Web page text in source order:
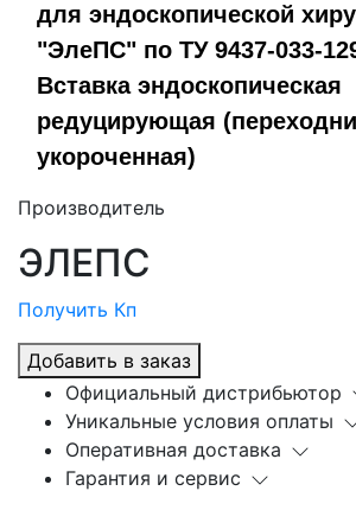
для эндоскопической
"ЭлеПС" по ТУ 9437-033-
Вставка эндоскопическая
редуцирующая
укороченная)
Производитель
ЭЛЕПС
Получить Кп
Добавить в заказ
Официальный дистрибьютор
Уникальные условия оплаты
Оперативная доставка
Гарантия и сервис